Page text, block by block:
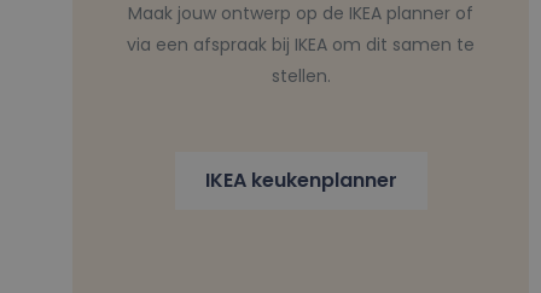
Maak jouw ontwerp op de IKEA planner of
via een afspraak bij IKEA om dit samen te
stellen.
IKEA keukenplanner